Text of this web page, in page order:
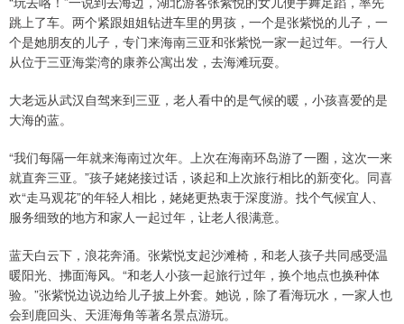
跳上了车。两个紧跟姐姐钻进车里的男孩，一个是张紫悦的儿子，一
个是她朋友的儿子，专门来海南三亚和张紫悦一家一起过年。一行人
从位于三亚海棠湾的康养公寓出发，去海滩玩耍。
大老远从武汉自驾来到三亚，老人看中的是气候的暖，小孩喜爱的是
大海的蓝。
“我们每隔一年就来海南过次年。上次在海南环岛游了一圈，这次一来
就直奔三亚。”孩子姥姥接过话，谈起和上次旅行相比的新变化。同喜
欢“走马观花”的年轻人相比，姥姥更热衷于深度游。找个气候宜人、
服务细致的地方和家人一起过年，让老人很满意。
蓝天白云下，浪花奔涌。张紫悦支起沙滩椅，和老人孩子共同感受温
暖阳光、拂面海风。“和老人小孩一起旅行过年，换个地点也换种体
验。”张紫悦边说边给儿子披上外套。她说，除了看海玩水，一家人也
会到鹿回头、天涯海角等著名景点游玩。